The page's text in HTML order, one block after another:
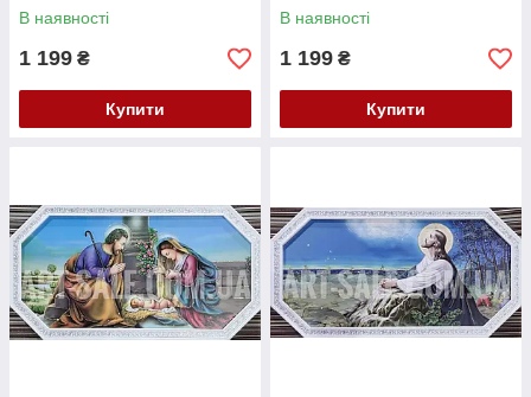
В наявності
1 199 ₴
Купити
В наявності
1 199 ₴
Купити